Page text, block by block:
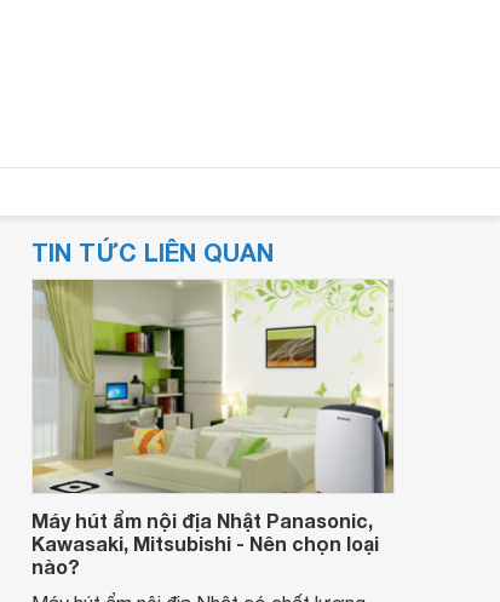
TIN TỨC LIÊN QUAN
Máy hút ẩm nội địa Nhật Panasonic,
Kawasaki, Mitsubishi - Nên chọn loại
nào?